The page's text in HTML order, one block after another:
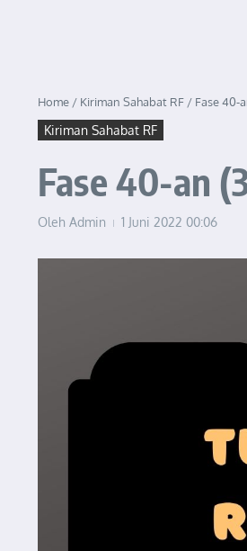
Home / Kiriman Sahabat RF / Fase 40-
Kiriman Sahabat RF
Fase 40-an
Oleh Admin 1 Juni 2022 00:06